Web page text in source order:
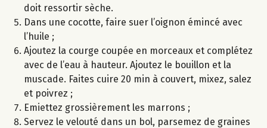
doit ressortir sèche.
Dans une cocotte, faire suer l’oignon émincé avec
l’huile ;
Ajoutez la courge coupée en morceaux et complétez
avec de l’eau à hauteur. Ajoutez le bouillon et la
muscade. Faites cuire 20 min à couvert, mixez, salez
et poivrez ;
Emiettez grossièrement les marrons ;
Servez le velouté dans un bol, parsemez de graines